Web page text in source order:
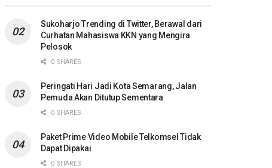
Sukoharjo Trending di Twitter, Berawal dari
Curhatan Mahasiswa KKN yang Mengira
Pelosok
0 SHARES
Peringati Hari Jadi Kota Semarang, Jalan
Pemuda Akan Ditutup Sementara
0 SHARES
Paket Prime Video Mobile Telkomsel Tidak
Dapat Dipakai
0 SHARES